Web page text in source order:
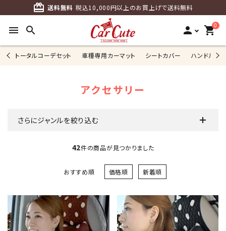
card_giftcard 送料無料 税込10,000円以上のお買上げで送料無料
menu search person 0
shopping_cart
トータルコーデセット 車種専用カーマット シートカバー ハンドルカ
アクセサリー
さらにジャンルを絞り込む
42件の商品が見つかりました
おすすめ順 価格順 新着順